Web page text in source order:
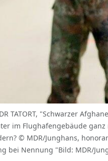
TATORT, "Schwarzer
im Flughafengebäude
© MDR/Junghans,
bei Nennung "Bild: MDR/